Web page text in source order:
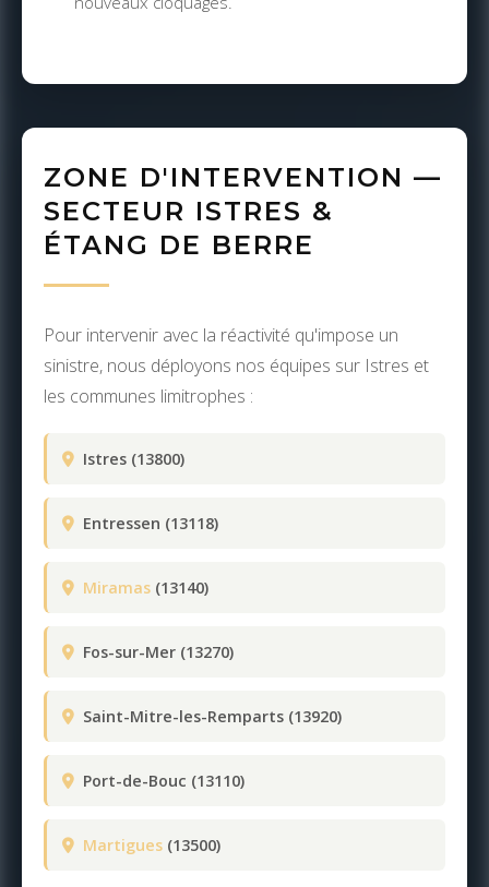
ZONE D'INTERVENTION —
SECTEUR ISTRES &
ÉTANG DE BERRE
Pour intervenir avec la réactivité qu'impose un
sinistre, nous déployons nos équipes sur Istres et
les communes limitrophes :
Istres (13800)
Entressen (13118)
Miramas (13140)
Fos-sur-Mer (13270)
Saint-Mitre-les-Remparts (13920)
Port-de-Bouc (13110)
Martigues (13500)